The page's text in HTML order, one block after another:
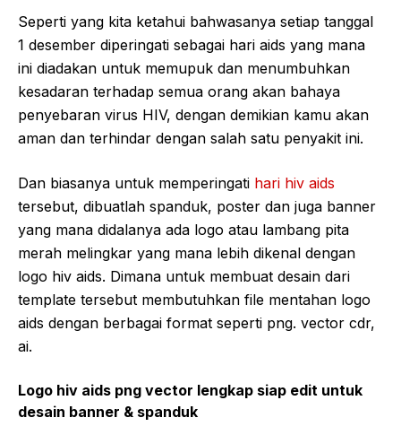
Seperti yang kita ketahui bahwasanya setiap tanggal
1 desember diperingati sebagai hari aids yang mana
ini diadakan untuk memupuk dan menumbuhkan
kesadaran terhadap semua orang akan bahaya
penyebaran virus HIV, dengan demikian kamu akan
aman dan terhindar dengan salah satu penyakit ini.
Dan biasanya untuk memperingati hari hiv aids
tersebut, dibuatlah spanduk, poster dan juga banner
yang mana didalanya ada logo atau lambang pita
merah melingkar yang mana lebih dikenal dengan
logo hiv aids. Dimana untuk membuat desain dari
template tersebut membutuhkan file mentahan logo
aids dengan berbagai format seperti png. vector cdr,
ai.
Logo hiv aids png vector lengkap siap edit untuk
desain banner & spanduk